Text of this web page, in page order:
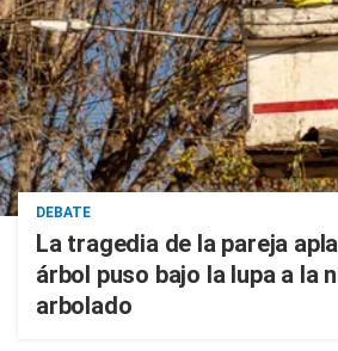
DEBATE
La tragedia de la pareja
árbol puso bajo la lupa a la
arbolado